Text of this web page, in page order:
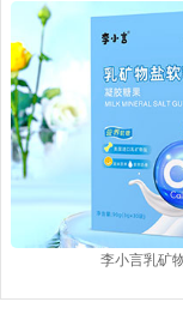
李小言乳矿